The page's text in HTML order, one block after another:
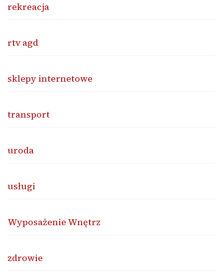
rekreacja
rtv agd
sklepy internetowe
transport
uroda
usługi
Wyposażenie Wnętrz
zdrowie